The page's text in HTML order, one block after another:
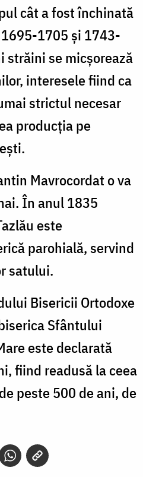
cât a fost închinată
1705 și 1743-
străini se micșorează
interesele fiind ca
strictul necesar
producția pe
Mavrocordat o va
În anul 1835
este
parohială, servind
satului.
Bisericii Ortodoxe
Sfântului
este declarată
fiind readusă la ceea
peste 500 de ani, de